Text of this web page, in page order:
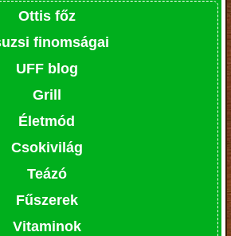
Ottis főz
finomságai
UFF blog
Grill
Életmód
Csokivilág
Teázó
Fűszerek
Vitaminok